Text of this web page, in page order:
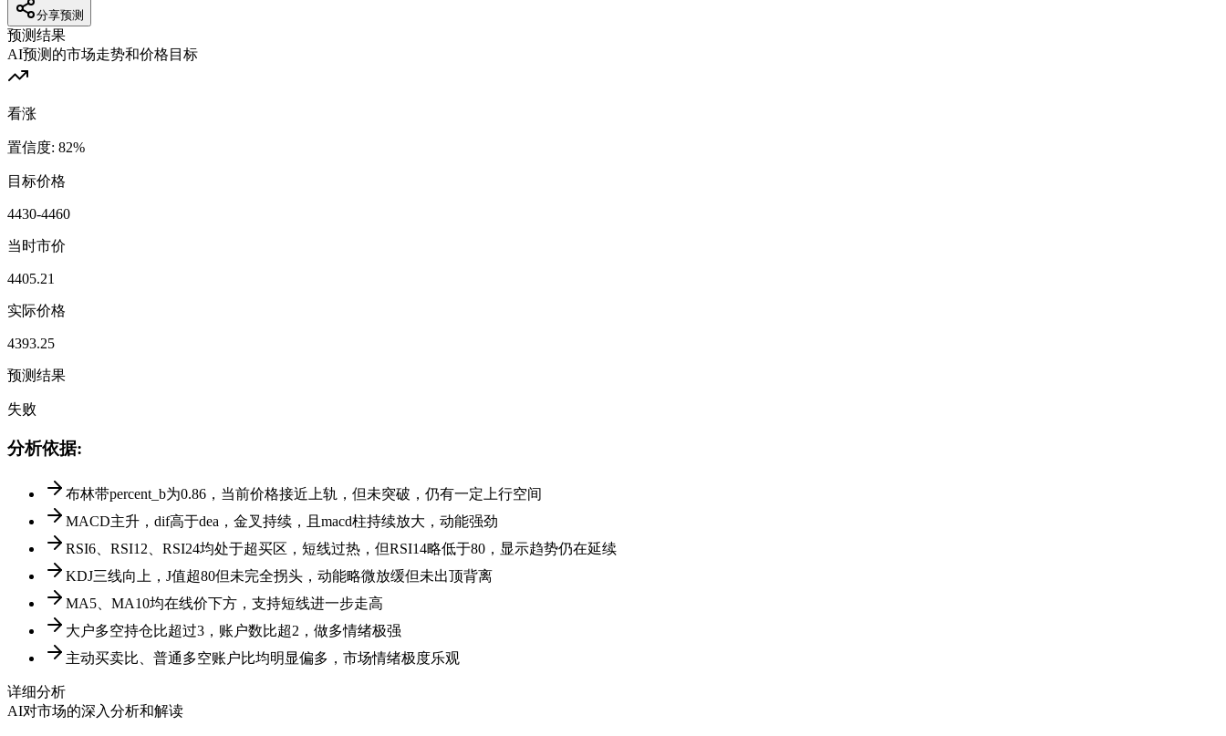
分享预测
预测结果
AI预测的市场走势和价格目标
看涨
置信度: 82%
目标价格
4430-4460
当时市价
4405.21
实际价格
4393.25
预测结果
失败
分析依据:
布林带percent_b为0.86，当前价格接近上轨，但未突破，仍有一定上行空间
MACD主升，dif高于dea，金叉持续，且macd柱持续放大，动能强劲
RSI6、RSI12、RSI24均处于超买区，短线过热，但RSI14略低于80，显示趋势仍在延续
KDJ三线向上，J值超80但未完全拐头，动能略微放缓但未出顶背离
MA5、MA10均在线价下方，支持短线进一步走高
大户多空持仓比超过3，账户数比超2，做多情绪极强
主动买卖比、普通多空账户比均明显偏多，市场情绪极度乐观
详细分析
AI对市场的深入分析和解读